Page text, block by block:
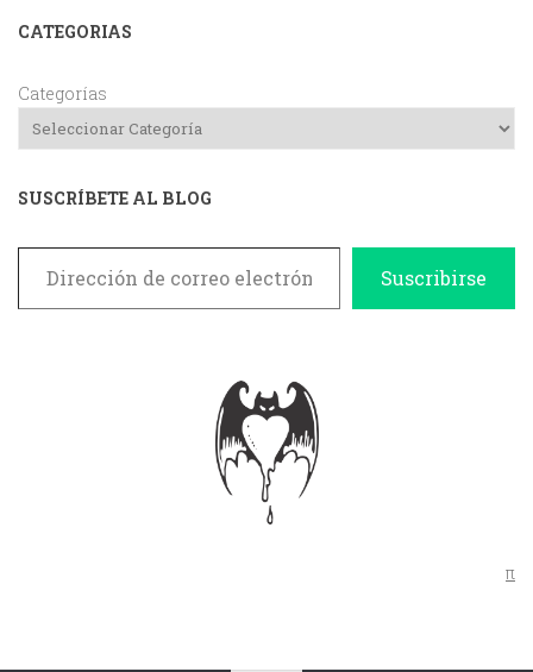
CATEGORIAS
Categorías
SUSCRÍBETE AL BLOG
Dirección de correo electrónico
Suscribirse
π